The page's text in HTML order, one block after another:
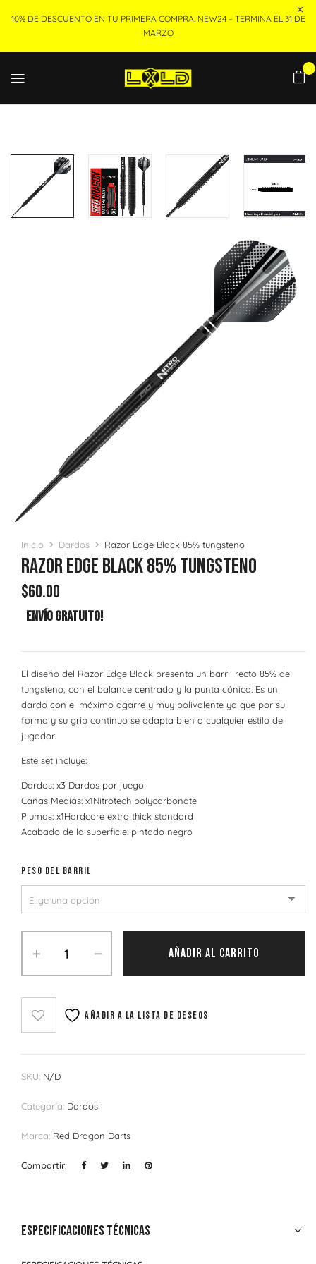
10% DE DESCUENTO EN TU PRIMERA COMPRA: NEW24 – TERMINA EL 31 DE
MARZO
0
Inicio Dardos Razor Edge Black 85% tungsteno
Razor Edge Black 85% Tungsteno
$60.00
Envío Gratuito!
El diseño del Razor Edge Black presenta un barril recto 85% de
tungsteno, con el balance centrado y la punta cónica. Es un
dardo con el máximo agarre y muy polivalente ya que por su
forma y su grip continuo se adapta bien a cualquier estilo de
jugador.
Este set incluye:
Dardos: x3 Dardos por juego
Cañas Medias: x1Nitrotech polycarbonate
Plumas: x1Hardcore extra thick standard
Acabado de la superficie: pintado negro
PESO DEL BARRIL
AÑADIR AL CARRITO
Añadir a la lista de deseos
SKU: N/D
Categoría: Dardos
Marca: Red Dragon Darts
Compartir:
Especificaciones técnicas